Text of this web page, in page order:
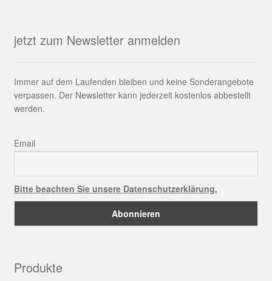
jetzt zum Newsletter anmelden
Immer auf dem Laufenden bleiben und keine Sonderangebote
verpassen. Der Newsletter kann jederzeit kostenlos abbestellt
werden.
Email
Bitte beachten Sie unsere Datenschutzerklärung.
Produkte